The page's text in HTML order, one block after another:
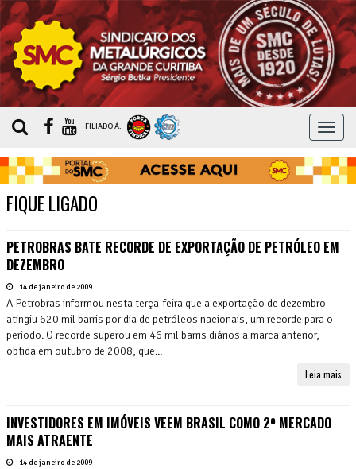
MENU
FILIADO À:
FIQUE LIGADO
PETROBRAS BATE RECORDE DE EXPORTAÇÃO DE PETRÓLEO EM
DEZEMBRO
14 de janeiro de 2009
A Petrobras informou nesta terça-feira que a exportação de dezembro
atingiu 620 mil barris por dia de petróleos nacionais, um recorde para o
período. O recorde superou em 46 mil barris diários a marca anterior,
obtida em outubro de 2008, que...
Leia mais
INVESTIDORES EM IMÓVEIS VEEM BRASIL COMO 2º MERCADO
MAIS ATRAENTE
14 de janeiro de 2009